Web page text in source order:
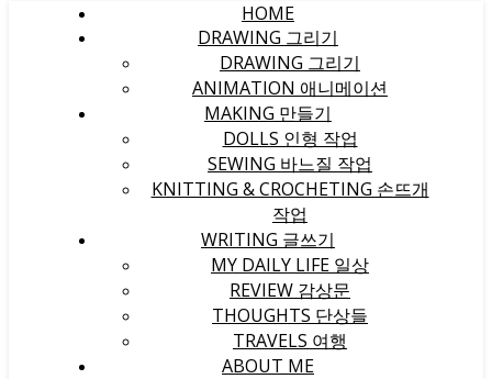
HOME
DRAWING 그리기
DRAWING 그리기
ANIMATION 애니메이션
MAKING 만들기
DOLLS 인형 작업
SEWING 바느질 작업
KNITTING & CROCHETING 손뜨개
작업
WRITING 글쓰기
MY DAILY LIFE 일상
REVIEW 감상문
THOUGHTS 단상들
TRAVELS 여행
ABOUT ME